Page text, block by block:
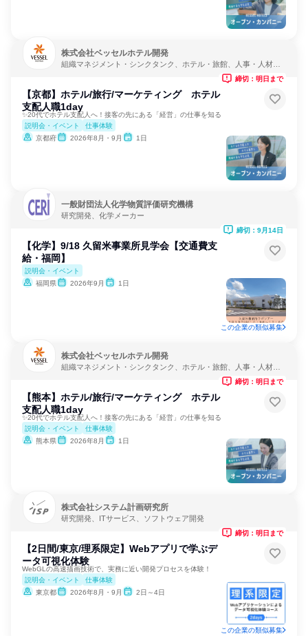
株式会社ベッセルホテル開発
組織マネジメント・シンクタンク、ホテル・旅館、人事・人材サ
【京都】ホテル/旅行/マーケティング ホテル
支配人職1day
✨20代でホテル支配人へ！接客の先にある「経営」の仕事を知る
説明会・イベント
仕事体験
京都府
2026年8月・9月 1日
締切：明日まで
一般財団法人化学物質評価研究機構
研究開発、化学メーカー
【化学】9/18 久留米事業所見学会【交通費支
給・福岡】
説明会・イベント
福岡県
2026年9月 1日
締切：9月14日
この企業の類似募集
株式会社ベッセルホテル開発
組織マネジメント・シンクタンク、ホテル・旅館、人事・人材サ
【熊本】ホテル/旅行/マーケティング ホテル
支配人職1day
✨20代でホテル支配人へ！接客の先にある「経営」の仕事を知る
説明会・イベント
仕事体験
熊本県
2026年8月 1日
締切：明日まで
株式会社システム計画研究所
研究開発、ITサービス、ソフトウェア開発
【2日間/東京/理系限定】Webアプリで学ぶデ
ータ可視化体験
WebGLの高速描画技術で、実務に近い開発プロセスを体験！
説明会・イベント
仕事体験
東京都
2026年8月・9月 2日～4日
締切：明日まで
この企業の類似募集